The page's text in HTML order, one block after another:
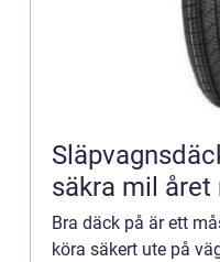
Släpvagnsdäck trygg last
säkra mil året
Bra däck på är ett
köra säkert ute på